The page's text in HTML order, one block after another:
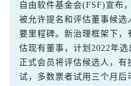
自由软件基金会(FSF)宣布
被允许提名和评估董事候选
要里程碑。新治理框架下
估现有董事，计划2022年
正式会员将评估候选人，
试，多数票者试用三个月后